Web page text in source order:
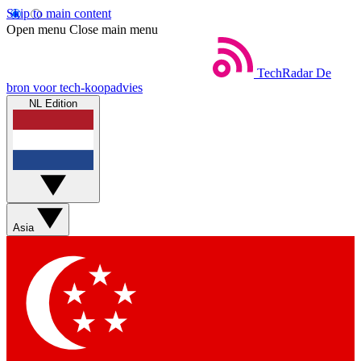
Skip to main content
Open menu Close main menu
TechRadar De
bron voor tech-koopadvies
NL Edition
Asia